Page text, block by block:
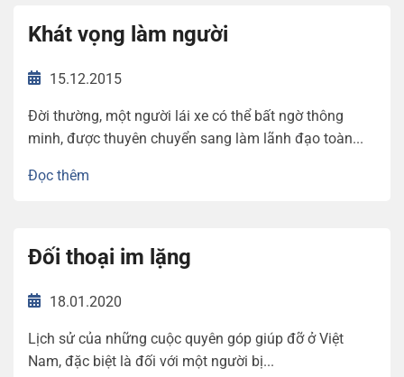
Khát vọng làm người
15.12.2015
Đời thường, một người lái xe có thể bất ngờ thông
minh, được thuyên chuyển sang làm lãnh đạo toàn...
Đọc thêm
Đối thoại im lặng
18.01.2020
Lịch sử của những cuộc quyên góp giúp đỡ ở Việt
Nam, đặc biệt là đối với một người bị...